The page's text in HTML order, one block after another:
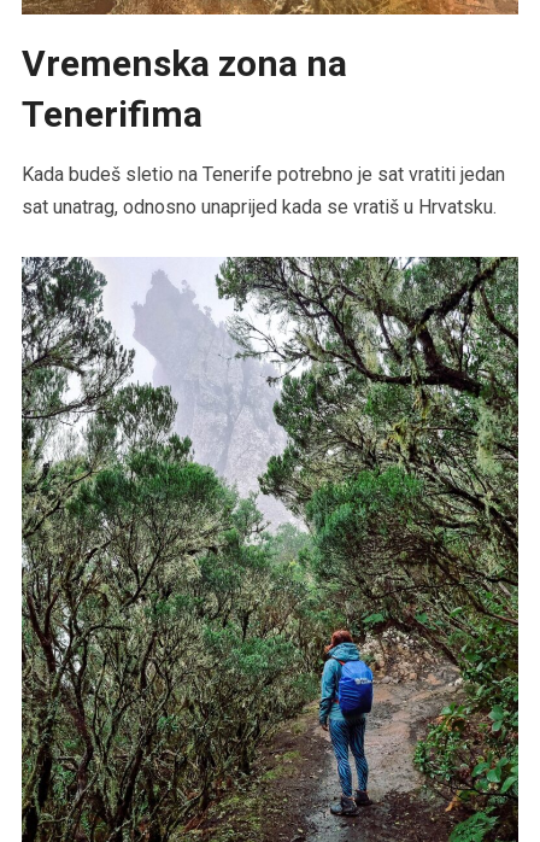
Vremenska zona na
Tenerifima
Kada budeš sletio na Tenerife potrebno je sat vratiti jedan
sat unatrag, odnosno unaprijed kada se vratiš u Hrvatsku.